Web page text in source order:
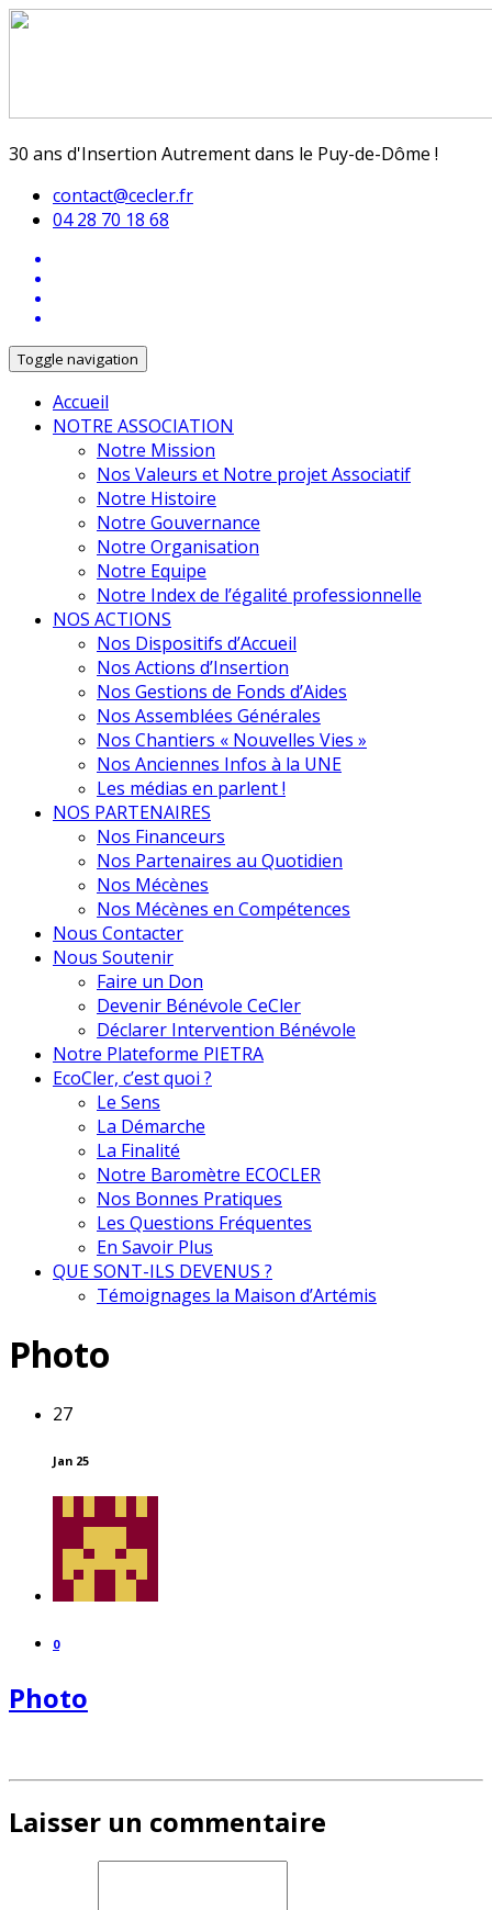
30 ans d'Insertion Autrement dans le Puy-de-Dôme !
contact@cecler.fr
04 28 70 18 68
Toggle navigation
Accueil
NOTRE ASSOCIATION
Notre Mission
Nos Valeurs et Notre projet Associatif
Notre Histoire
Notre Gouvernance
Notre Organisation
Notre Equipe
Notre Index de l’égalité professionnelle
NOS ACTIONS
Nos Dispositifs d’Accueil
Nos Actions d’Insertion
Nos Gestions de Fonds d’Aides
Nos Assemblées Générales
Nos Chantiers « Nouvelles Vies »
Nos Anciennes Infos à la UNE
Les médias en parlent !
NOS PARTENAIRES
Nos Financeurs
Nos Partenaires au Quotidien
Nos Mécènes
Nos Mécènes en Compétences
Nous Contacter
Nous Soutenir
Faire un Don
Devenir Bénévole CeCler
Déclarer Intervention Bénévole
Notre Plateforme PIETRA
EcoCler, c’est quoi ?
Le Sens
La Démarche
La Finalité
Notre Baromètre ECOCLER
Nos Bonnes Pratiques
Les Questions Fréquentes
En Savoir Plus
QUE SONT-ILS DEVENUS ?
Témoignages la Maison d’Artémis
Photo
27
Jan 25
0
Photo
Laisser un commentaire